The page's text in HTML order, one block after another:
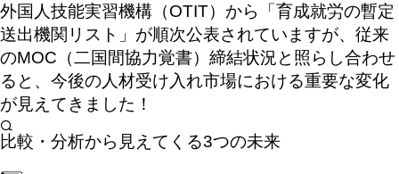
外国人技能実習機構（OTIT）から「育成就労の暫定
送出機関リスト」が順次公表されていますが、従来
のMOC（二国間協力覚書）締結状況と照らし合わせ
ると、今後の人材受け入れ市場における重要な変化
が見えてきました！
比較・分析から見えてくる3つの未来